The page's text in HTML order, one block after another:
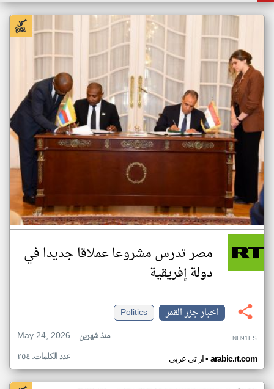
مصر تدرس مشروعا عملاقا جديدا في
دولة إفريقية
اخبار جزر القمر
Politics
May 24, 2026
منذ شهرين NH91ES
ار تي عربي• arabic.rt.com عدد الكلمات: ٢٥٤